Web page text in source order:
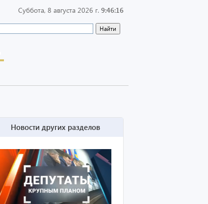
Суббота, 8 августа 2026 г. 9:46:16
Новости других разделов